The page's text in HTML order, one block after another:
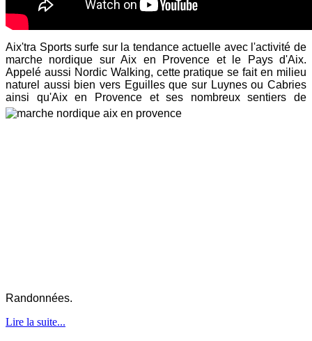
Aix'tra Sports surfe sur la tendance actuelle avec l'activité de
marche nordique sur Aix en Provence et le Pays d'Aix.
Appelé aussi Nordic Walking, cette pratique se fait en milieu
naturel aussi bien vers Eguilles que sur Luynes ou Cabries
ainsi qu'Aix en Provence et ses nombreux sentiers de
Randonnées.
Lire la suite...